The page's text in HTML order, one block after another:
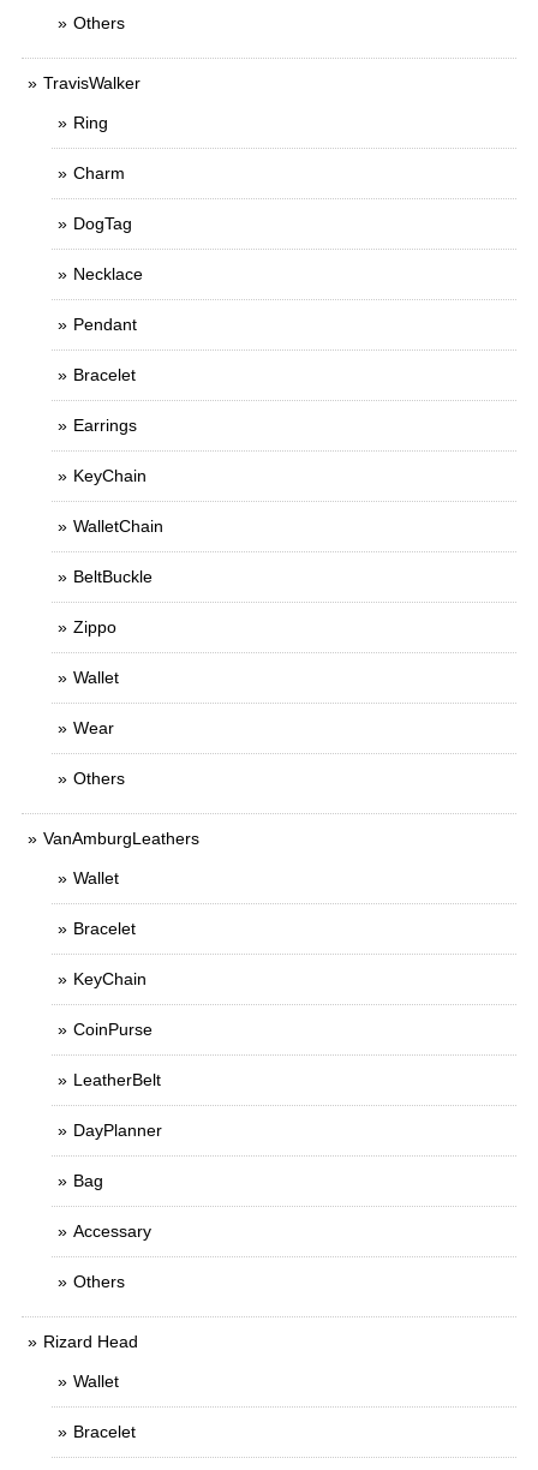
Others
TravisWalker
Ring
Charm
DogTag
Necklace
Pendant
Bracelet
Earrings
KeyChain
WalletChain
BeltBuckle
Zippo
Wallet
Wear
Others
VanAmburgLeathers
Wallet
Bracelet
KeyChain
CoinPurse
LeatherBelt
DayPlanner
Bag
Accessary
Others
Rizard Head
Wallet
Bracelet